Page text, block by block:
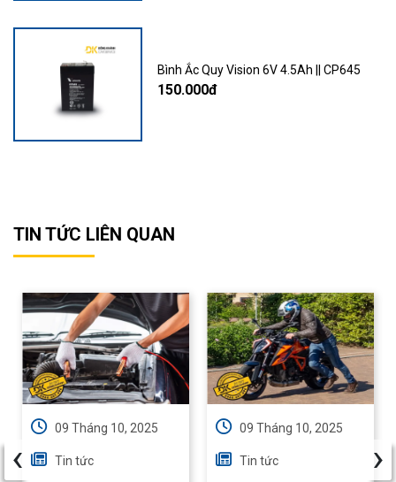
Bình Ắc Quy Vision 6V 4.5Ah || CP645
150.000đ
TIN TỨC LIÊN QUAN
09 Tháng 10, 2025
Tin tức
09 Tháng 10, 2025
Tin tức
‹ ›